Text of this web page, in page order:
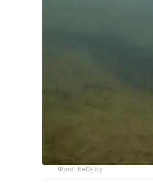
Фото: belta.by